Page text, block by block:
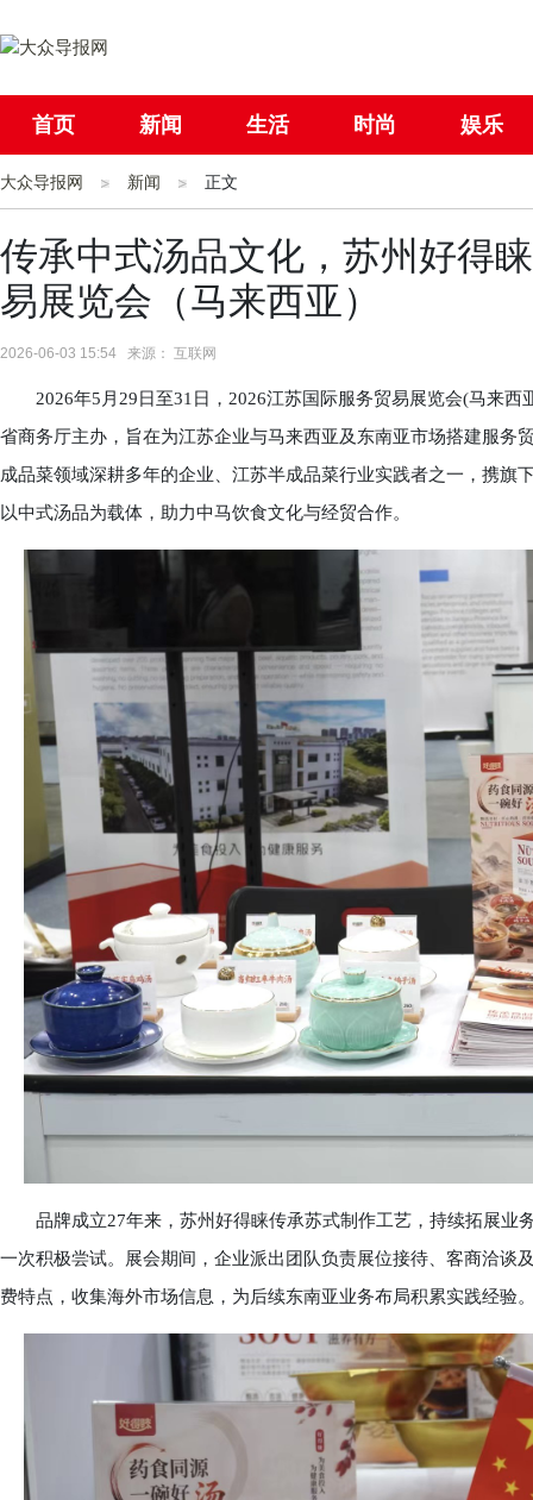
首页 新闻 生活 时尚 娱乐
社会 国际
大众导报网 新闻 正文
传承中式汤品文化，苏州好得
易展览会（马来西亚）
2026-06-03 15:54 来源： 互联网
2026年5月29日至31日，2026江苏国际服务贸易展览会(马来西
省商务厅主办，旨在为江苏企业与马来西亚及东南亚市场搭建服务
成品菜领域深耕多年的企业、江苏半成品菜行业实践者之一，携旗
以中式汤品为载体，助力中马饮食文化与经贸合作。
品牌成立27年来，苏州好得睐传承苏式制作工艺，持续拓展业
一次积极尝试。展会期间，企业派出团队负责展位接待、客商洽谈
费特点，收集海外市场信息，为后续东南亚业务布局积累实践经验